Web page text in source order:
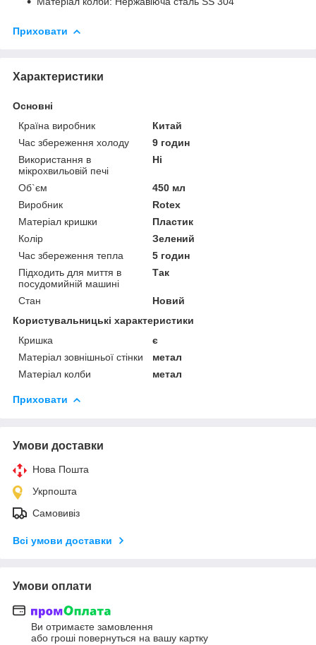
Приховати
Характеристики
Основні
Країна виробник
Китай
Час збереження холоду
9 годин
Використання в
мікрохвильовій печі
Ні
Об`єм
450 мл
Виробник
Rotex
Матеріал кришки
Пластик
Колір
Зелений
Час збереження тепла
5 годин
Підходить для миття в
посудомийній машині
Так
Стан
Новий
Користувальницькі характеристики
Кришка
є
Матеріал зовнішньої стінки
метал
Матеріал колби
метал
Приховати
Умови доставки
Нова Пошта
Укрпошта
Самовивіз
Всі умови доставки
Умови оплати
Ви отримаєте замовлення
або гроші повернуться на вашу картку